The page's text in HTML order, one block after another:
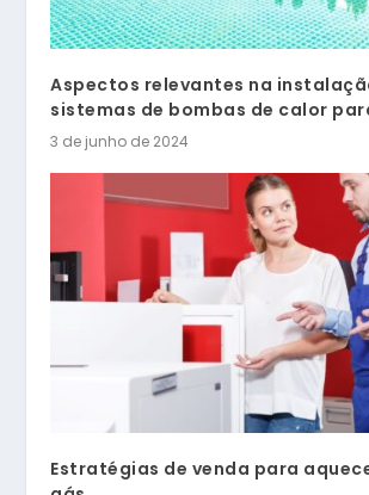
Aspectos relevantes na
sistemas de bombas de calor
3 de junho de 2024
Estratégias de venda para